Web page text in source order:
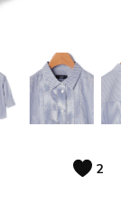
2